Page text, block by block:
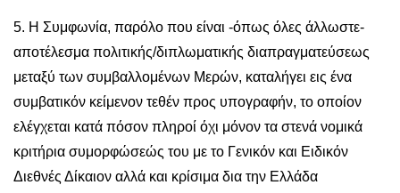
5. Η Συμφωνία, παρόλο που είναι -όπως όλες άλλωστε-
αποτέλεσμα πολιτικής/διπλωματικής διαπραγματεύσεως
μεταξύ των συμβαλλομένων Μερών, καταλήγει εις ένα
συμβατικόν κείμενον τεθέν προς υπογραφήν, το οποίον
ελέγχεται κατά πόσον πληροί όχι μόνον τα στενά νομικά
κριτήρια συμορφώσεώς του με το Γενικόν και Ειδικόν
Διεθνές Δίκαιον αλλά και κρίσιμα δια την Ελλάδα